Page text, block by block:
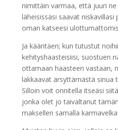
nimittäin varmaa, että juuri
läheisissäsi saavat
oman katseesi
Ja kääntäen; kun tutustut
kehityshaasteisiisi, suostuen
ottamaan haasteen vastaan,
lakkaavat ärsyttämästä sinua
Silloin voit onnitella itseäsi
jonka olet jo taivaltanut
maksellen samalla